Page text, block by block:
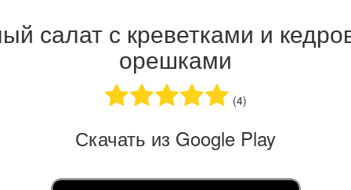
салат с креветками и
орешками
(4)
Скачать из Google Play